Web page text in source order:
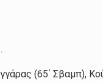
(65΄ Σβαμπ),